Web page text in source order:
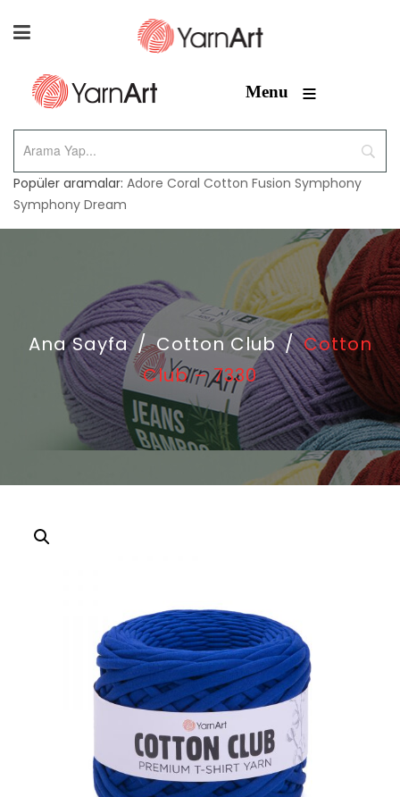
Menu ≡
Popüler aramalar: Adore Coral Cotton Fusion Symphony
Symphony Dream
Ana Sayfa / Cotton Club / Cotton
Club – 7330